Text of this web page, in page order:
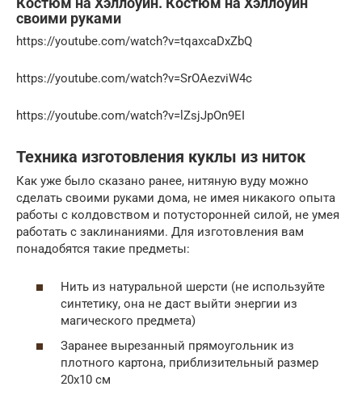
своими руками
https://youtube.com/watch?v=tqaxcaDxZbQ
https://youtube.com/watch?v=SrOAezviW4c
https://youtube.com/watch?v=lZsjJpOn9EI
Техника изготовления куклы из ниток
Как уже было сказано ранее, нитяную вуду можно
сделать своими руками дома, не имея никакого опыта
работы с колдовством и потусторонней силой, не умея
работать с заклинаниями. Для изготовления вам
понадобятся такие предметы:
Нить из натуральной шерсти (не используйте
синтетику, она не даст выйти энергии из
магического предмета)
Заранее вырезанный прямоугольник из
плотного картона, приблизительный размер
20х10 см